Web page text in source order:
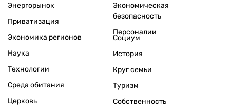
Энергорынок
Приватизация
Экономика регионов
Экономическая
безопасность
Персоналии
Наука
Технологии
Среда обитания
Церковь
Социум
История
Круг семьи
Туризм
Собственность